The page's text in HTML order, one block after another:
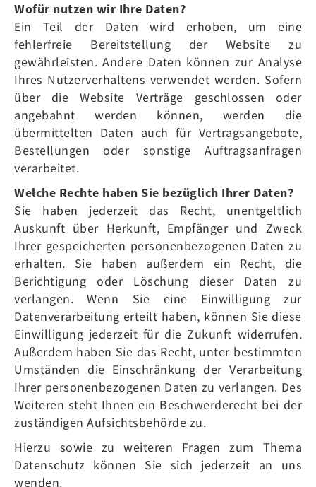
Wofür nutzen wir Ihre Daten?
Ein Teil der Daten wird erhoben, um eine
fehlerfreie Bereitstellung der Website zu
gewährleisten. Andere Daten können zur Analyse
Ihres Nutzerverhaltens verwendet werden. Sofern
über die Website Verträge geschlossen oder
angebahnt werden können, werden die
übermittelten Daten auch für Vertragsangebote,
Bestellungen oder sonstige Auftragsanfragen
verarbeitet.
Welche Rechte haben Sie bezüglich Ihrer Daten?
Sie haben jederzeit das Recht, unentgeltlich
Auskunft über Herkunft, Empfänger und Zweck
Ihrer gespeicherten personenbezogenen Daten zu
erhalten. Sie haben außerdem ein Recht, die
Berichtigung oder Löschung dieser Daten zu
verlangen. Wenn Sie eine Einwilligung zur
Datenverarbeitung erteilt haben, können Sie diese
Einwilligung jederzeit für die Zukunft widerrufen.
Außerdem haben Sie das Recht, unter bestimmten
Umständen die Einschränkung der Verarbeitung
Ihrer personenbezogenen Daten zu verlangen. Des
Weiteren steht Ihnen ein Beschwerderecht bei der
zuständigen Aufsichtsbehörde zu.
Hierzu sowie zu weiteren Fragen zum Thema
Datenschutz können Sie sich jederzeit an uns
wenden.